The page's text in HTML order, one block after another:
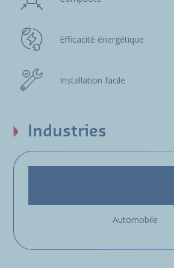
Efficacité énergétique
Installation facile
Industries
Automobile